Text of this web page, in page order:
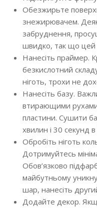
Обезжирьте
знежирювачем.
забруднення,
швидко, так що цей
Нанесіть праймер.
безкислотний
ніготь, трохи не
Нанесіть базу.
втирающими
пластини. Сушити
хвилин і 30 секунд
Обробіть ніготь
Дотримуйтесь
Обов’язково
майбутньому
шар, нанесіть
Додайте декор.